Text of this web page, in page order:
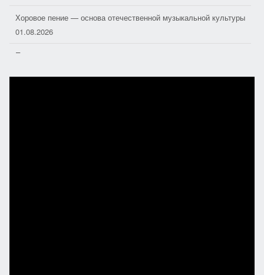
Хоровое пение — основа отечественной музыкальной культуры
01.08.2026
Полезная поэзия